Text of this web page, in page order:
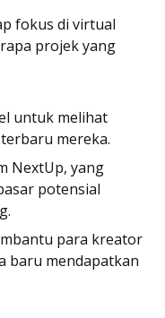
fokus di virtual
projek yang
untuk melihat
mereka.
NextUp, yang
potensial
para kreator
baru mendapatkan